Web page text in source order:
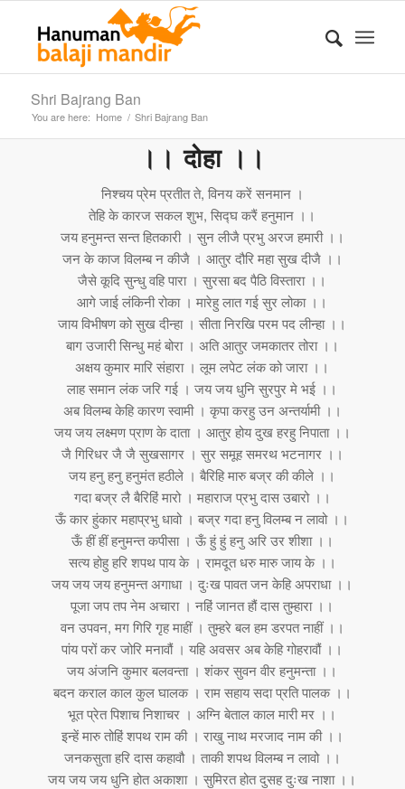
Shri Bajrang Ban
You are here: Home / Shri Bajrang Ban
।। दोहा ।।
निश्चय प्रेम प्रतीत ते, विनय करें सनमान ।
तेहि के कारज सकल शुभ, सिद्घ करैं हनुमान ।।
जय हनुमन्त सन्त हितकारी । सुन लीजै प्रभु अरज हमारी ।।
जन के काज विलम्ब न कीजै । आतुर दौरि महा सुख दीजै ।।
जैसे कूदि सुन्धु वहि पारा । सुरसा बद पैठि विस्तारा ।।
आगे जाई लंकिनी रोका । मारेहु लात गई सुर लोका ।।
जाय विभीषण को सुख दीन्हा । सीता निरखि परम पद लीन्हा ।।
बाग उजारी सिन्धु महं बोरा । अति आतुर जमकातर तोरा ।।
अक्षय कुमार मारि संहारा । लूम लपेट लंक को जारा ।।
लाह समान लंक जरि गई । जय जय धुनि सुरपुर मे भई ।।
अब विलम्ब केहि कारण स्वामी । कृपा करहु उन अन्तर्यामी ।।
जय जय लक्ष्मण प्राण के दाता । आतुर होय दुख हरहु निपाता ।।
जै गिरिधर जै जै सुखसागर । सुर समूह समरथ भटनागर ।।
जय हनु हनु हनुमंत हठीले । बैरिहि मारु बज्र की कीले ।।
गदा बज्र लै बैरिहिं मारो । महाराज प्रभु दास उबारो ।।
ऊँ कार हुंकार महाप्रभु धावो । बज्र गदा हनु विलम्ब न लावो ।।
ऊँ हीं हीं हनुमन्त कपीसा । ऊँ हुं हुं हनु अरि उर शीशा ।।
सत्य होहु हरि शपथ पाय के । रामदूत धरु मारु जाय के ।।
जय जय जय हनुमन्त अगाधा । दुःख पावत जन केहि अपराधा ।।
पूजा जप तप नेम अचारा । नहिं जानत हौं दास तुम्हारा ।।
वन उपवन, मग गिरि गृह माहीं । तुम्हरे बल हम डरपत नाहीं ।।
पांय परों कर जोरि मनावौं । यहि अवसर अब केहि गोहरावौं ।।
जय अंजनि कुमार बलवन्ता । शंकर सुवन वीर हनुमन्ता ।।
बदन कराल काल कुल घालक । राम सहाय सदा प्रति पालक ।।
भूत प्रेत पिशाच निशाचर । अग्नि बेताल काल मारी मर ।।
इन्हें मारु तोहिं शपथ राम की । राखु नाथ मरजाद नाम की ।।
जनकसुता हरि दास कहावौ । ताकी शपथ विलम्ब न लावो ।।
जय जय जय धुनि होत अकाशा । सुमिरत होत दुसह दुःख नाशा ।।